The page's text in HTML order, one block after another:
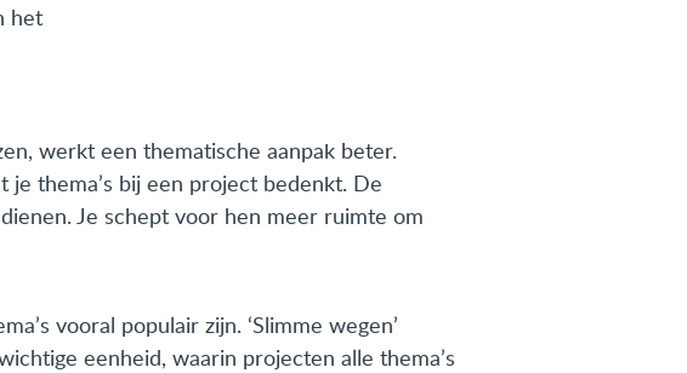
het
werkt een thematische aanpak beter.
thema’s bij een project bedenkt. De
Je schept voor hen meer ruimte om
vooral populair zijn. ‘Slimme wegen’
eenheid, waarin projecten alle thema’s